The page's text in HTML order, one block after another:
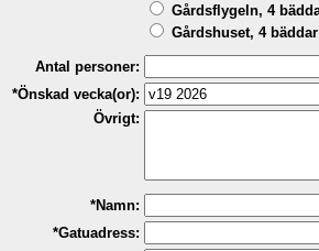
Gårdsflygeln, 4
Gårdshuset, 4
Antal personer:
*Önskad vecka(or):
Övrigt:
*Namn:
*Gatuadress: